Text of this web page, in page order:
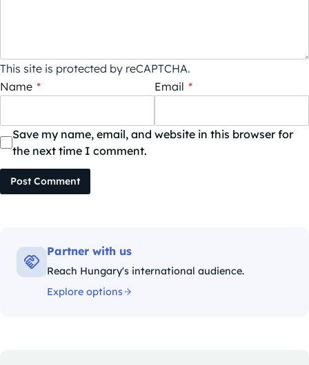
This site is protected by reCAPTCHA.
Name * Email *
Save my name, email, and website in this browser for
the next time I comment.
Post Comment
Partner with us
Reach Hungary's international audience.
Explore options